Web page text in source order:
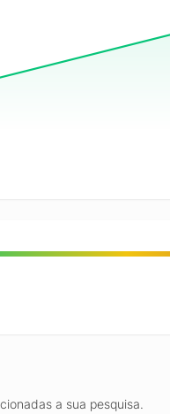
a sua pesquisa.